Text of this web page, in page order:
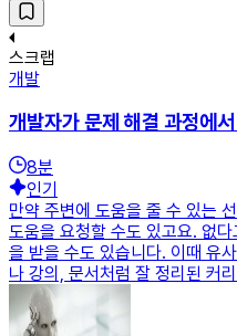
스크랩
개발
개발자가 문제 해결 과정에
8분
인기
만약 주변에 도움을 줄 수 있는
도움을 요청할 수도 있고요. 없
을 받을 수도 있습니다. 이때 유
나 강의, 문서처럼 잘 정리된 커